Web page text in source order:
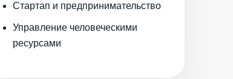
Стартап и предпринимательство
Управление человеческими
ресурсами